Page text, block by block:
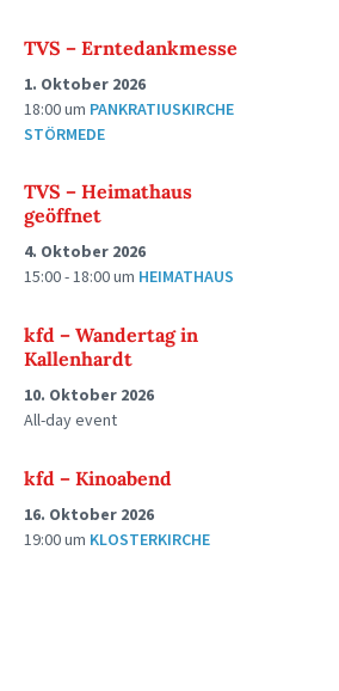
TVS – Erntedankmesse
1. Oktober 2026
18:00um PANKRATIUSKIRCHE
STÖRMEDE
TVS – Heimathaus
geöffnet
4. Oktober 2026
15:00 - 18:00um HEIMATHAUS
kfd – Wandertag in
Kallenhardt
10. Oktober 2026
All-day event
kfd – Kinoabend
16. Oktober 2026
19:00um KLOSTERKIRCHE